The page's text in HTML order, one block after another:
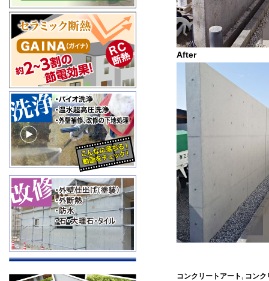
After
コンクリートアート , コンク